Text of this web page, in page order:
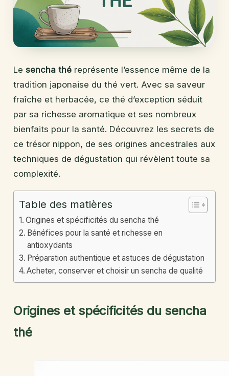
Le sencha thé représente l’essence même de la
tradition japonaise du thé vert. Avec sa saveur
fraîche et herbacée, ce thé d’exception séduit
par sa richesse aromatique et ses nombreux
bienfaits pour la santé. Découvrez les secrets de
ce trésor nippon, de ses origines ancestrales aux
techniques de dégustation qui révèlent toute sa
complexité.
Table des matières
Origines et spécificités du sencha thé
Bénéfices pour la santé et richesse en
antioxydants
Préparation authentique et astuces de dégustation
Acheter, conserver et choisir un sencha de qualité
Origines et spécificités du sencha
thé